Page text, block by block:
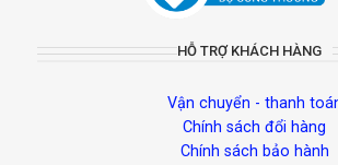
HỖ TRỢ KHÁCH HÀNG
Vận chuyển - thanh
Chính sách đổi hàng
Chính sách bảo hành